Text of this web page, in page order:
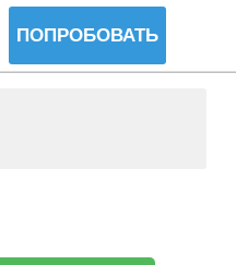
ПОПРОБОВАТЬ